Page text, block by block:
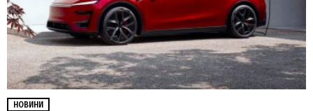
НОВИНИ